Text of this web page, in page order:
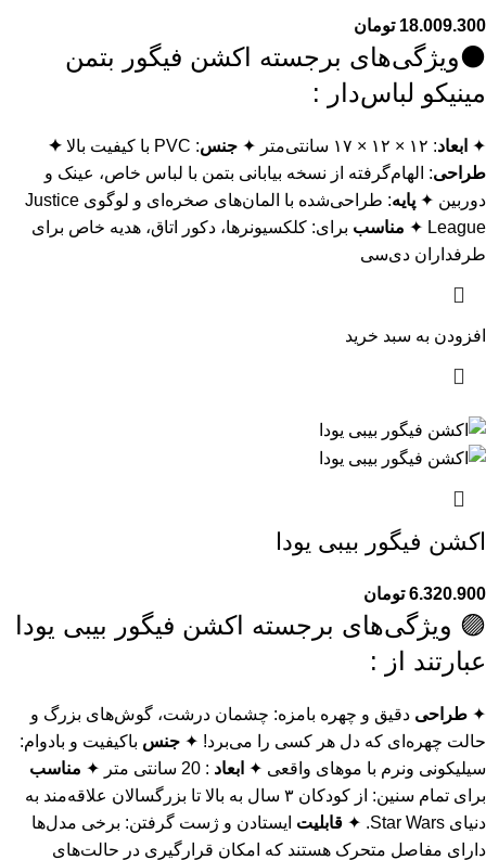
18.009.300 تومان
⚫ویژگی‌های برجسته اکشن فیگور بتمن
مینيکو لباس‌دار :
✦ ابعاد: ۱۲ × ۱۲ × ۱۷ سانتی‌متر ✦ جنس: PVC با کیفیت بالا
✦
طراحی: الهام‌گرفته از نسخه بیابانی بتمن با لباس خاص، عینک و
دوربین ✦ پایه
: طراحی‌شده با المان‌های صخره‌ای و لوگوی Justice
League ✦
مناسب برای: کلکسیونرها، دکور اتاق، هدیه خاص برای
طرفداران دی‌سی
افزودن به سبد خرید
اکشن فیگور بیبی یودا
6.320.900 تومان
🟣 ویژگی‌های برجسته اکشن فیگور بیبی یودا
عبارتند از :
✦ طراحی دقیق و چهره بامزه: چشمان درشت، گوش‌های بزرگ و
حالت چهره‌ای که دل هر کسی را می‌برد! ✦ جنس باکیفیت و بادوام:
سیلیکونی ونرم با موهای واقعی ✦ ابعاد : 20 سانتی متر ✦
مناسب
برای تمام سنین: از کودکان ۳ سال به بالا تا بزرگسالان علاقه‌مند به
دنیای Star Wars. ✦
قابلیت ایستادن و ژست گرفتن: برخی مدل‌ها
دارای مفاصل متحرک هستند که امکان قرارگیری در حالت‌های